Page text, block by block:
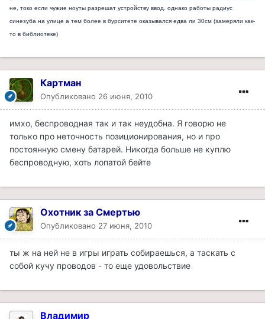
не, токо если чужие ноуты разрешат устройству ввод. однако работы радиус
синезуба на улице а тем более в бурситете оказывался едва ли 30см (замеряли как-
то в библиотеке)
Картман
Опубликовано 26 июня, 2010
имхо, беспроводная так и так неудобна. Я говорю не
только про неточность позиционирования, но и про
постоянную смену батарей. Никогда больше не куплю
беспроводную, хоть лопатой бейте
Охотник за Смертью
Опубликовано 27 июня, 2010
ты ж на ней не в игры играть собираешься, а таскать с
собой кучу проводов - то еще удовольствие
Владимир